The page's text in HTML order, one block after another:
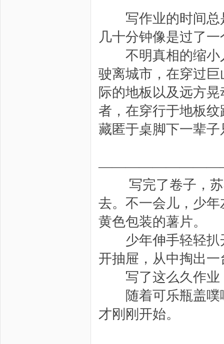
写作业的时间总
几十分钟像是过了
不明真相的缩小
驶离城市，在穿过
际的地板以及远方
者，在穿行于地板
藏匿于桌脚下一辈
写完了卷子，苏
去。不一会儿，少
黄色包装的薯片。
少年伸手轻轻扒
开抽屉，从中掏出一
写了这么久作业
随着可乐瓶盖噗
才刚刚开始。